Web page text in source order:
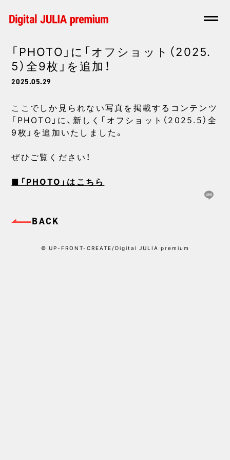
「PHOTO」に「オフショット（2025.
5）全9枚」を追加！
2025.05.29
ここでしか見られない写真を掲載するコンテンツ
「PHOTO」に、新しく「オフショット（2025.5）全
9枚」を追加いたしました。
ぜひご覧ください！
■「PHOTO」はこちら
© UP-FRONT-CREATE/Digital JULIA premium